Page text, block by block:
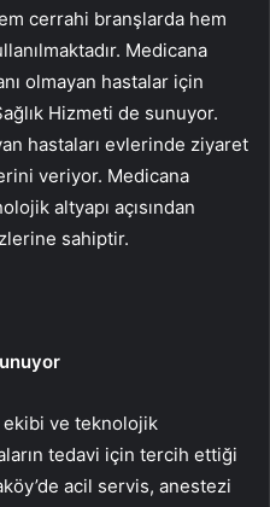
cerrahi branşlarda hem
Medicana
olmayan hastalar için
Hizmeti de sunuyor.
hastaları evlerinde ziyaret
veriyor. Medicana
altyapı açısından
sahiptir.
ekibi ve teknolojik
tedavi için tercih ettiği
acil servis, anestezi